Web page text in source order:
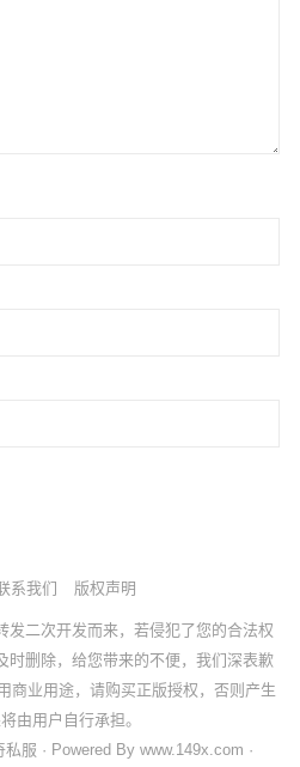
系我们 版权声明
发二次开发而来，若侵犯了您的合法权
时删除，给您带来的不便，我们深表歉
商业用途，请购买正版授权，否则产生
由用户自行承担。
服 · Powered By www.149x.com ·